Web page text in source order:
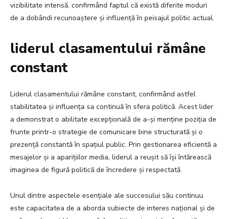
vizibilitate intensă, confirmând faptul că există diferite moduri
de a dobândi recunoaștere și influență în peisajul politic actual.
liderul clasamentului rămâne
constant
Liderul clasamentului rămâne constant, confirmând astfel
stabilitatea și influența sa continuă în sfera politică. Acest lider
a demonstrat o abilitate excepțională de a-și menține poziția de
frunte printr-o strategie de comunicare bine structurată și o
prezență constantă în spațiul public. Prin gestionarea eficientă a
mesajelor și a aparițiilor media, liderul a reușit să își întărească
imaginea de figură politică de încredere și respectată.
Unul dintre aspectele esențiale ale succesului său continuu
este capacitatea de a aborda subiecte de interes național și de